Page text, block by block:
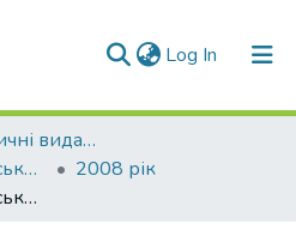
Log In (current)
Наукові періодичні видання СНУ ім. В. Даля
Вісник Східноукраїнського національного університету імені В. Даля
2008 рік
Вісник Східноукраїнського національного університету імені Володимира Даля № 10 (128) Ч.1. 2008